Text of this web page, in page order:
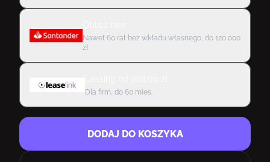
Nawet 60 rat bez wkładu własnego, do 120 000
zł
Dla firm, do 60 mies.
DODAJ DO KOSZYKA